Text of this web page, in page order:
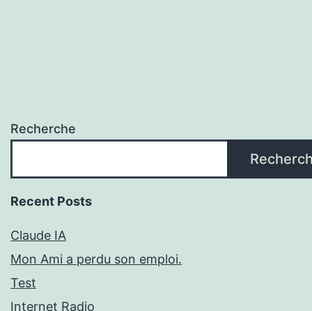
Recherche
Recent Posts
Claude IA
Mon Ami a perdu son emploi.
Test
Internet Radio